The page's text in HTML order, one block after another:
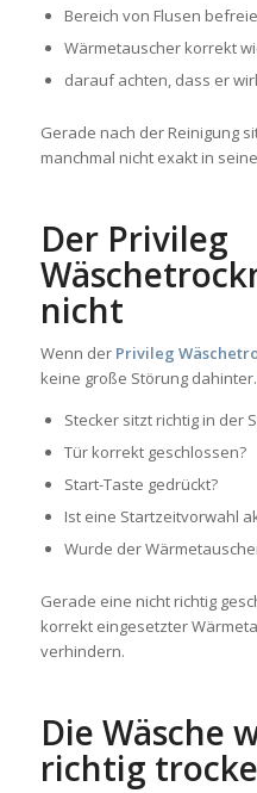
Bereich von Flusen
Wärmetauscher korrekt
darauf achten, dass er
Gerade nach der Reinigung
manchmal nicht exakt in
Der Privileg
nicht
Wenn der Privileg
keine große Störung dahinter.
Stecker sitzt richtig in der
Tür korrekt geschlossen?
Start-Taste gedrückt?
Ist eine Startzeitvorwahl
Wurde der
Gerade eine nicht richtig
korrekt eingesetzter
verhindern.
Die Wäsche
richtig